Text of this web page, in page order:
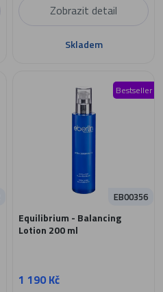
Zobrazit detail
Skladem
Bestseller
Equilibrium - Balancing
Lotion 200 ml
1 190 Kč
EB00356